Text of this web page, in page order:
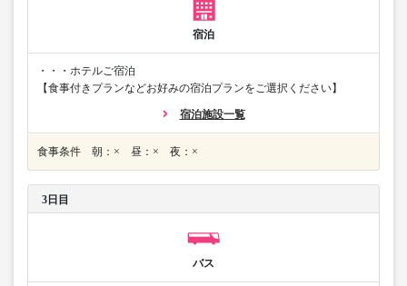
宿泊
・・・ホテルご宿泊
【食事付きプランなどお好みの宿泊プランをご選択ください】
宿泊施設一覧
食事条件 朝：× 昼：× 夜：×
3日目
バス